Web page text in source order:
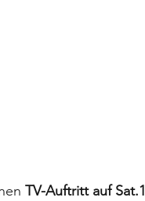
TV-Auftritt auf Sat.1